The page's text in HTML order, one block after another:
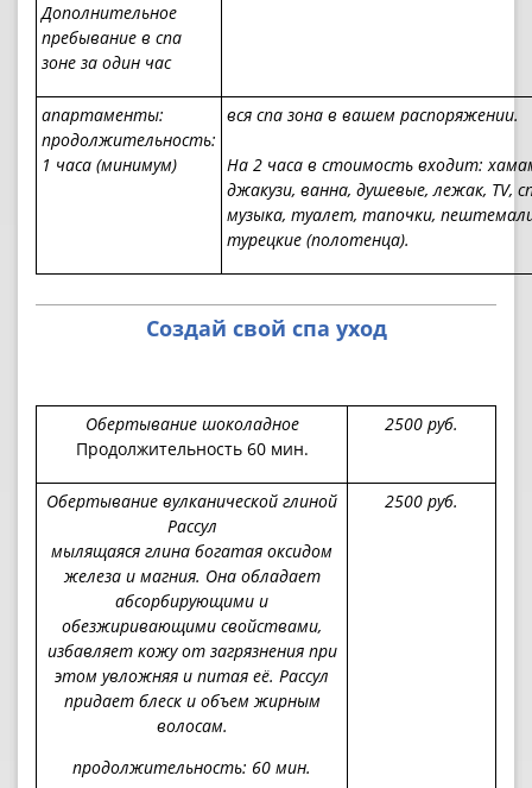
Дополнительное
пребывание в спа
зоне за один час
апартаменты:
продолжительность:
1 часа (минимум)
вся спа зона в вашем распоряжении.
На 2 часа в стоимость входит:
джакузи, ванна, душевые, лежак, TV,
музыка, туалет, тапочки,
турецкие (полотенца).
Создай свой спа уход
Обертывание шоколадное
Продолжительность 60 мин.
2500 руб.
Обертывание вулканической глиной
Рассул
мылящаяся глина богатая оксидом
железа и магния. Она обладает
абсорбирующими и
обезжиривающими свойствами,
избавляет кожу от загрязнения при
этом увложняя и питая её. Рассул
придает блеск и объем жирным
волосам.
продолжительность: 60 мин.
2500 руб.